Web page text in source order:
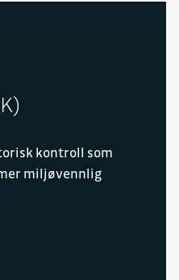
kontroll som
miljøvennlig